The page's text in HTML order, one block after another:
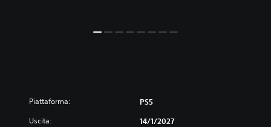
Piattaforma: PS5
Uscita: 14/1/2027